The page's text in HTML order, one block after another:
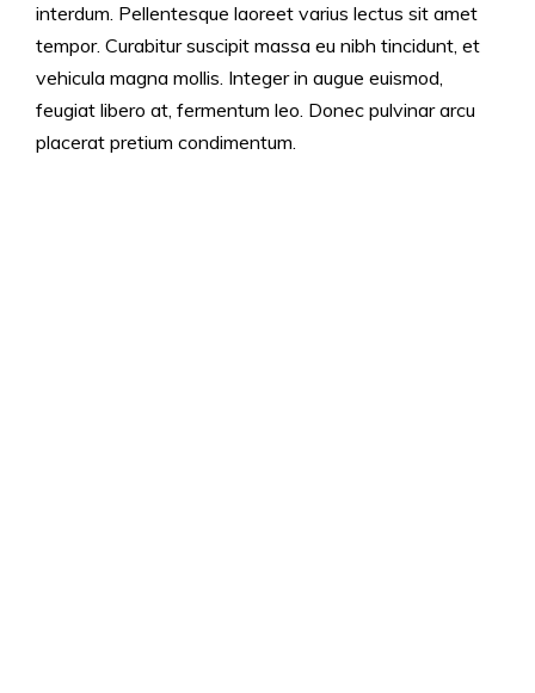
interdum. Pellentesque laoreet varius lectus sit amet
tempor. Curabitur suscipit massa eu nibh tincidunt, et
vehicula magna mollis. Integer in augue euismod,
feugiat libero at, fermentum leo. Donec pulvinar arcu
placerat pretium condimentum.